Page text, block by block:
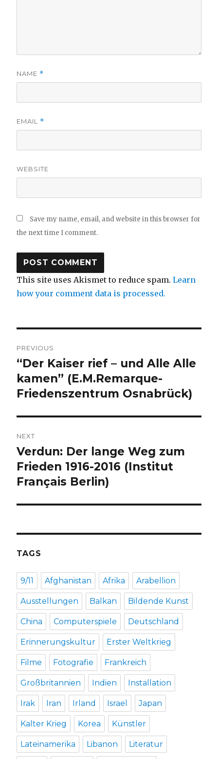
NAME *
EMAIL *
WEBSITE
Save my name, email, and website in this browser for
the next time I comment.
This site uses Akismet to reduce spam.Learn
how your comment data is processed.
navigation
PREVIOUS
Previous
post:
“Der Kaiser rief – und Alle Alle
kamen” (E.M.Remarque-
Friedenszentrum Osnabrück)
NEXT
Next
post:
Verdun: Der lange Weg zum
Frieden 1916-2016 (Institut
Français Berlin)
TAGS
9/11 Afghanistan Afrika Arabellion
Ausstellungen Balkan Bildende Kunst
China Computerspiele Deutschland
Erinnerungskultur Erster Weltkrieg
Filme Fotografie Frankreich
Großbritannien Indien Installation
Irak Iran Irland Israel Japan
Kalter Krieg Korea Künstler
Lateinamerika Libanon Literatur